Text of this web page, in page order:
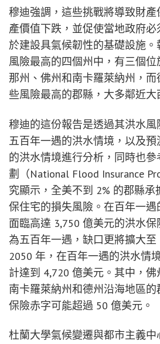
穆迪強調，這些挑戰將導致財
產價值下跌，並促使當地政府
於建設具氣候韌性的基礎設施
風險最高的四個州中，有三個
那州、佛州和南卡羅萊納州，
些風險最高的郡縣，大多鄰近大
穆迪的這份報告是透過其洪水風
五百年一遇的洪水情境，以及
的洪水情境進行分析，同時也
劃（National Flood Insurance
究顯示，全美不到 2% 的郡縣承
保住宅的損失風險。在百年一
面臨高達 3,750 億美元的洪水
為五百年一遇，缺口更將擴大
2050 年，在百年一遇的洪水情
計達到 4,720 億美元。其中，佛
南卡羅萊納州和德州沿海地區
保險赤字可能超過 50 億美元。
杜蘭大學氣候變遷與都市主義中